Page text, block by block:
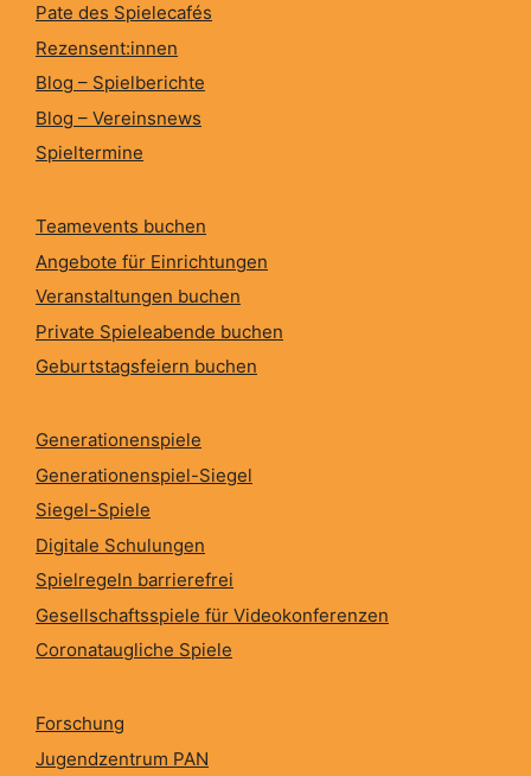
Pate des Spielecafés
Rezensent:innen
Blog – Spielberichte
Blog – Vereinsnews
Spieltermine
Teamevents buchen
Angebote für Einrichtungen
Veranstaltungen buchen
Private Spieleabende buchen
Geburtstagsfeiern buchen
Generationenspiele
Generationenspiel-Siegel
Siegel-Spiele
Digitale Schulungen
Spielregeln barrierefrei
Gesellschaftsspiele für Videokonferenzen
Coronataugliche Spiele
Forschung
Jugendzentrum PAN